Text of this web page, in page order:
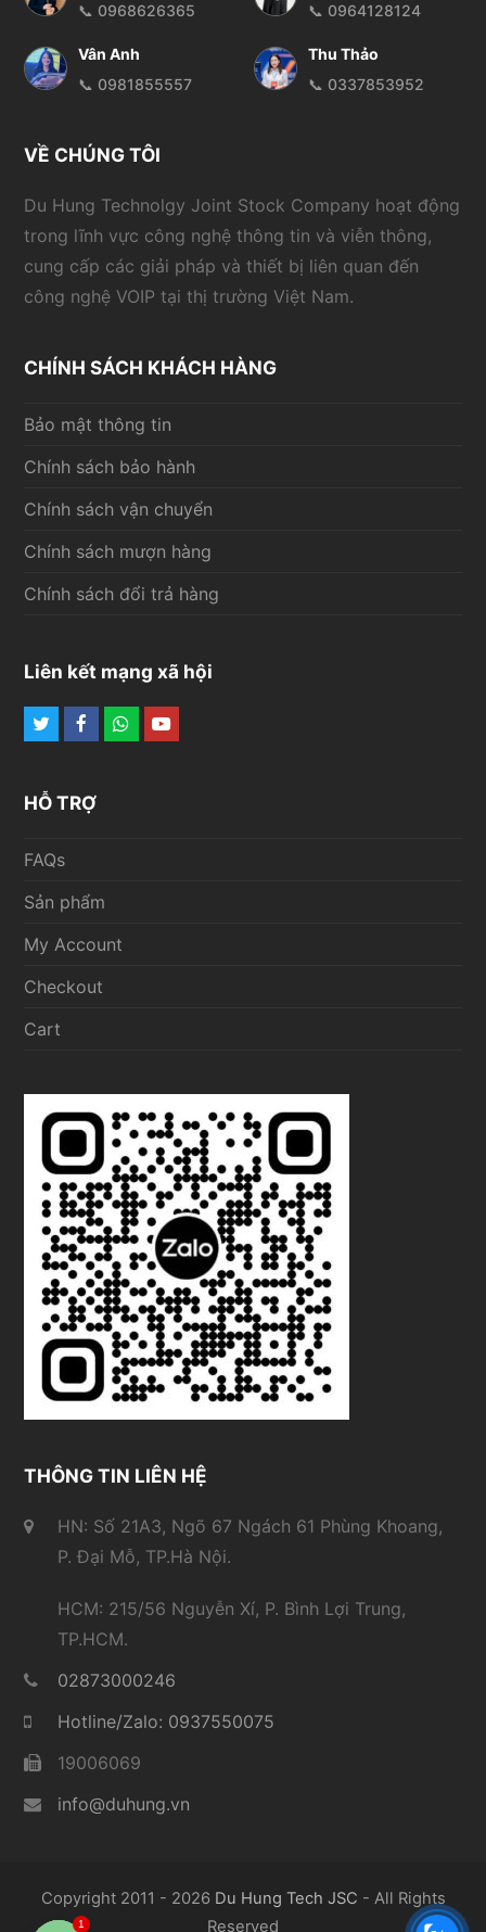
📞 0968626365
📞 0964128124
Vân Anh
📞 0981855557
Thu Thảo
📞 0337853952
VỀ CHÚNG TÔI
Du Hung Technolgy Joint Stock Company hoạt động
trong lĩnh vực công nghệ thông tin và viễn thông,
cung cấp các giải pháp và thiết bị liên quan đến
công nghệ VOIP tại thị trường Việt Nam.
CHÍNH SÁCH KHÁCH HÀNG
Bảo mật thông tin
Chính sách bảo hành
Chính sách vận chuyển
Chính sách mượn hàng
Chính sách đổi trả hàng
Liên kết mạng xã hội
TwitterFacebook
Whatsapp
Youtube
HỖ TRỢ
FAQs
Sản phẩm
My Account
Checkout
Cart
THÔNG TIN LIÊN HỆ
HN: Số 21A3, Ngõ 67 Ngách 61 Phùng Khoang,
P. Đại Mỗ, TP.Hà Nội.
HCM: 215/56 Nguyễn Xí, P. Bình Lợi Trung,
TP.HCM.
02873000246
Hotline/Zalo: 0937550075
19006069
info@duhung.vn
Copyright 2011 - 2026 Du Hung Tech JSC - All Rights
Reserved
1